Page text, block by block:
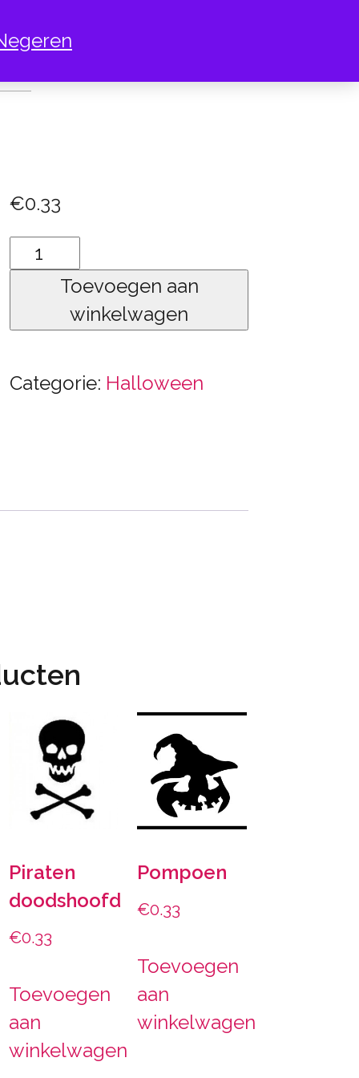
€0.33
spin
aantalToevoegen aan
winkelwagen
Categorie: Halloween
Piraten
doodshoofd
€0.33
Toevoegen
aan
winkelwagen
Pompoen
€0.33
Toevoegen
aan
winkelwagen